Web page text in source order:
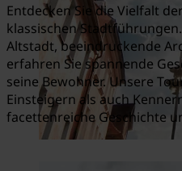
Entdecken Sie die Vielfalt
klassischen
Altstadt, beeindruckende
erfahren Sie spannende
seine Bewohner. Unsere
Einsteigern als auch
facettenreiche Geschichte